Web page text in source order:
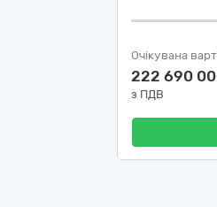
Очікувана
222 690
з ПДВ